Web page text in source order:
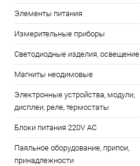
Элементы питания
Измерительные приборы
Светодиодные изделия, освещение
Магниты неодимовые
Электронные устройства, модули,
дисплеи, реле, термостаты
Блоки питания 220V AC
Паяльное оборудование, припои,
принадлежности